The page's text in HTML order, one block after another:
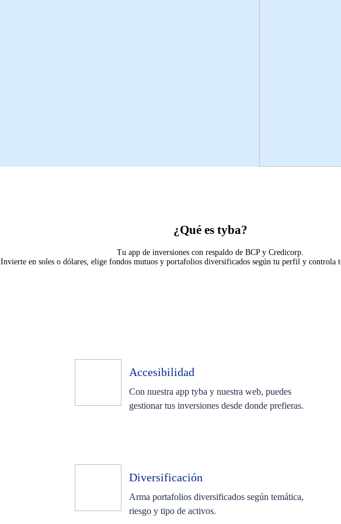
¿Qué es tyba?
Tu app de inversiones con respaldo de BCP y Credicorp.
Invierte en soles o dólares, elige fondos mutuos y portafolios diversificados según tu perfil y controla
Accesibilidad
Con nuestra app tyba y nuestra web, puedes
gestionar tus inversiones desde donde prefieras.
Diversificación
Arma portafolios diversificados según temática,
riesgo y tipo de activos.